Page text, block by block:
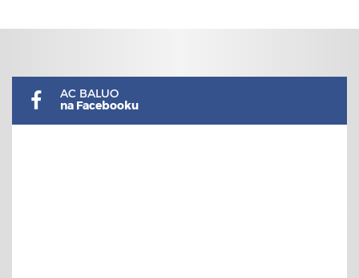
AC BALUO
na Facebooku